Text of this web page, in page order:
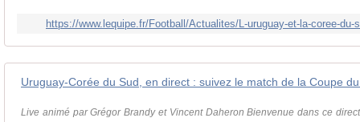
https://www.lequipe.fr/Football/Actualites/L-uruguay-et-la-coree-du-
Uruguay-Corée du Sud, en direct : suivez le match de la Coupe
Live animé par Grégor Brandy et Vincent Daheron Bienvenue dans ce